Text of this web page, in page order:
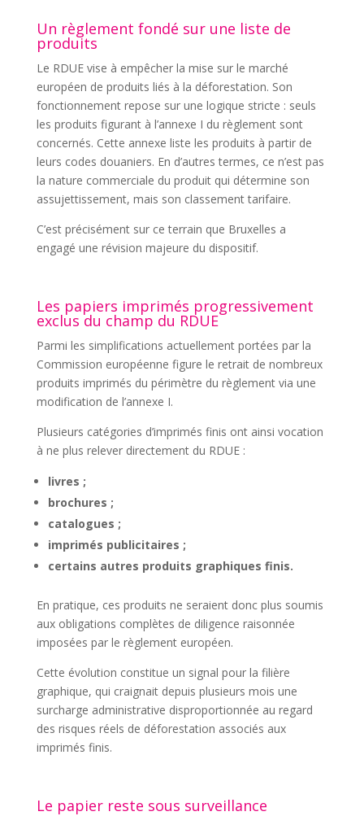
Un règlement fondé sur une liste de
produits
Le RDUE vise à empêcher la mise sur le marché
européen de produits liés à la déforestation. Son
fonctionnement repose sur une logique stricte : seuls
les produits figurant à l’annexe I du règlement sont
concernés. Cette annexe liste les produits à partir de
leurs codes douaniers. En d’autres termes, ce n’est pas
la nature commerciale du produit qui détermine son
assujettissement, mais son classement tarifaire.
C’est précisément sur ce terrain que Bruxelles a
engagé une révision majeure du dispositif.
Les papiers imprimés progressivement
exclus du champ du RDUE
Parmi les simplifications actuellement portées par la
Commission européenne figure le retrait de nombreux
produits imprimés du périmètre du règlement via une
modification de l’annexe I.
Plusieurs catégories d’imprimés finis ont ainsi vocation
à ne plus relever directement du RDUE :
livres ;
brochures ;
catalogues ;
imprimés publicitaires ;
certains autres produits graphiques finis.
En pratique, ces produits ne seraient donc plus soumis
aux obligations complètes de diligence raisonnée
imposées par le règlement européen.
Cette évolution constitue un signal pour la filière
graphique, qui craignait depuis plusieurs mois une
surcharge administrative disproportionnée au regard
des risques réels de déforestation associés aux
imprimés finis.
Le papier reste sous surveillance